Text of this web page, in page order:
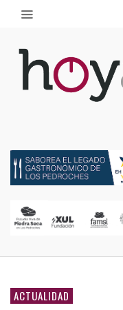
ACTUALIDAD